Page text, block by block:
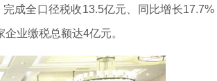
成全口径税收13.5亿元、同比增长
业缴税总额达4亿元。